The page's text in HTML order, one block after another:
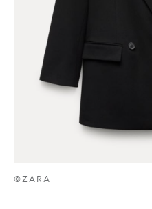
©ZARA